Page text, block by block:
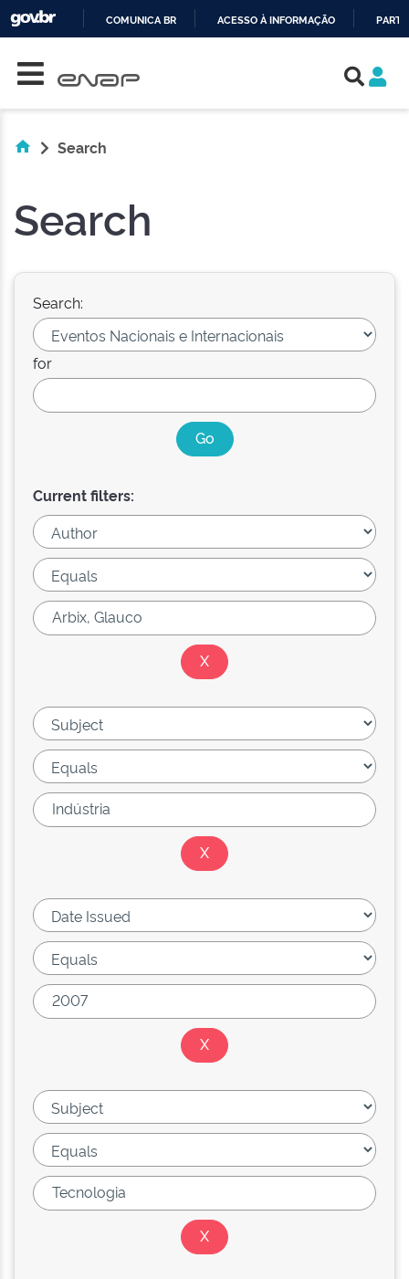
COMUNICA BR ACESSO À INFORMAÇÃO
Search
Search
Search:
for
Current filters: